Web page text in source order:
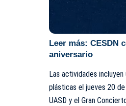
Leer más: CESDN
aniversario
Las actividades
plásticas el jueves 20
UASD y el Gran